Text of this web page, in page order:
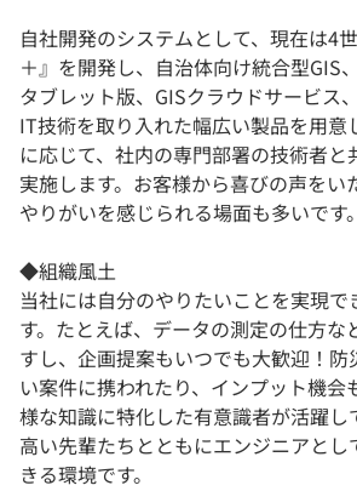
自社開発のシステムとして、現在は4
＋』を開発し、自治体向け統合型GIS
タブレット版、GISクラウドサービス
IT技術を取り入れた幅広い製品を用意
に応じて、社内の専門部署の技術者と
実施します。お客様から喜びの声をい
やりがいを感じられる場面も多いです。
◆組織風土
当社には自分のやりたいことを実現で
す。たとえば、データの測定の仕方な
すし、企画提案もいつでも大歓迎！
い案件に携われたり、インプット機会
様な知識に特化した有意識者が活躍し
高い先輩たちとともにエンジニアと
きる環境です。